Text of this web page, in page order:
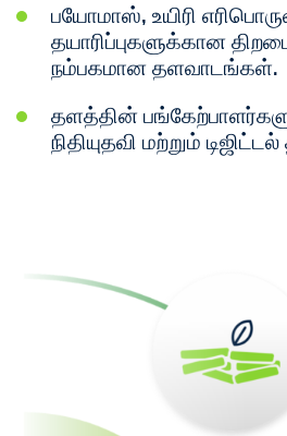
பயோமாஸ், உயிரி
தயாரிப்புகளுக்கான
நம்பகமான தளவாடங்கள்.
தளத்தின்
நிதியுதவி மற்றும்